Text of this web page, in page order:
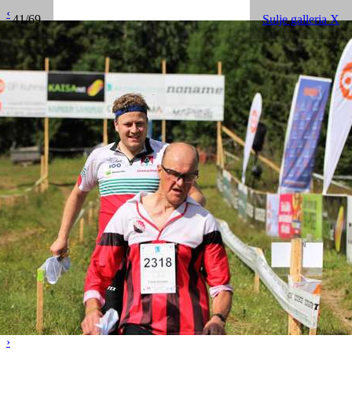
41/69 Sulje galleria X
‹
›